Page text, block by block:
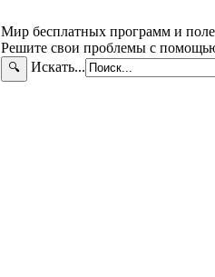
Мир бесплатных программ и
Решите свои проблемы с
🔍 Искать...